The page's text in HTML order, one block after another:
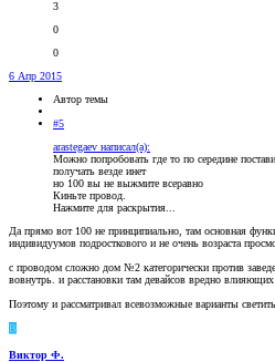
3
0
0
6 Апр 2015
Автор темы
#5
arastegaev написал(а):
Можно попробовать где то по середине
получать везде инет
но 100 вы не выжмите всеравно
Киньте провод.
Нажмите для раскрытия...
Да прямо вот 100 не принципиально, там основная
индивидуумов подросткового и не очень возраста
с проводом сложно дом №2 категорически против
вовнутрь. и расстановки там девайсов вредно
Поэтому и рассматривал всевозможные варианты
В
Виктор Ф.